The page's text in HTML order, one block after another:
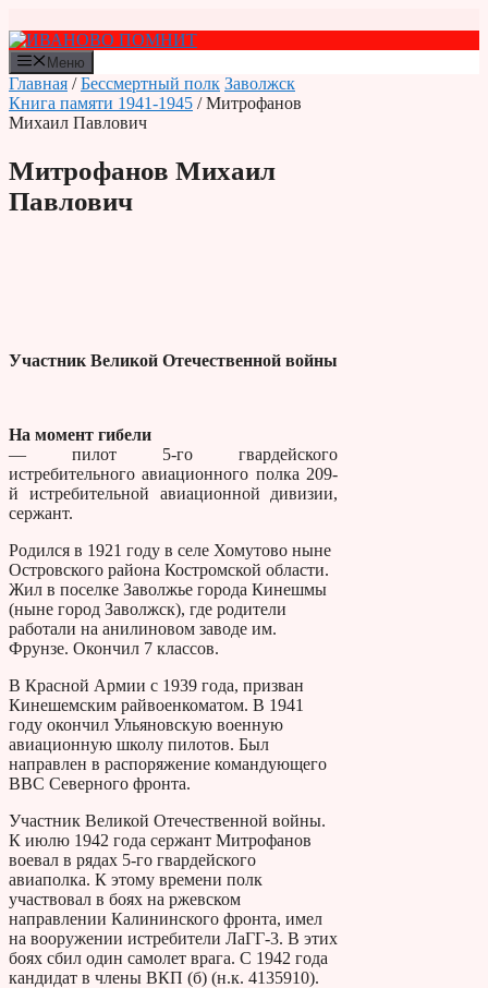
к
содержимому
Меню
Главная /Бессмертный полк Заволжск
Книга памяти 1941-1945 / Митрофанов
Михаил Павлович
Митрофанов Михаил
Павлович
Участник Великой Отечественной войны
На момент гибели
— пилот 5-го гвардейского
истребительного авиационного полка 209-
й истребительной авиационной дивизии,
сержант.
Родился в 1921 году в селе Хомутово ныне
Островского района Костромской области.
Жил в поселке Заволжье города Кинешмы
(ныне город Заволжск), где родители
работали на анилиновом заводе им.
Фрунзе. Окончил 7 классов.
В Красной Армии с 1939 года, призван
Кинешемским райвоенкоматом. В 1941
году окончил Ульяновскую военную
авиационную школу пилотов. Был
направлен в распоряжение командующего
ВВС Северного фронта.
Участник Великой Отечественной войны.
К июлю 1942 года сержант Митрофанов
воевал в рядах 5-го гвардейского
авиаполка. К этому времени полк
участвовал в боях на ржевском
направлении Калининского фронта, имел
на вооружении истребители ЛаГГ-3. В этих
боях сбил один самолет врага. С 1942 года
кандидат в члены ВКП (б) (н.к. 4135910).